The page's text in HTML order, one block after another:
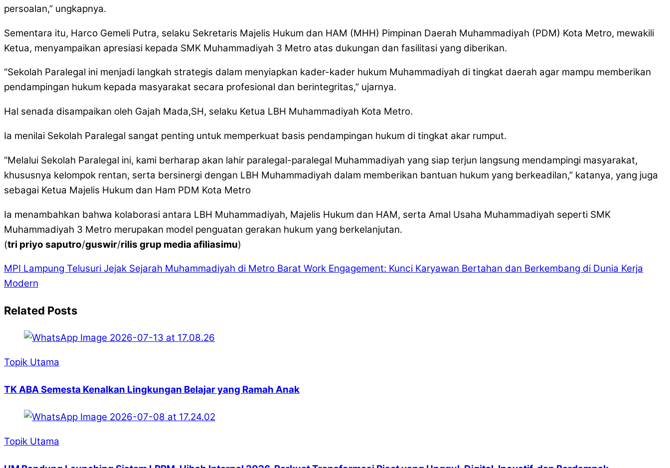
persoalan,” ungkapnya.
Sementara itu, Harco Gemeli Putra, selaku Sekretaris Majelis Hukum dan HAM (MHH) Pimpinan Daerah Muhammadiyah (PDM) Kota Metro, mewakili
Ketua, menyampaikan apresiasi kepada SMK Muhammadiyah 3 Metro atas dukungan dan fasilitasi yang diberikan.
“Sekolah Paralegal ini menjadi langkah strategis dalam menyiapkan kader-kader hukum Muhammadiyah di tingkat daerah agar mampu memberikan
pendampingan hukum kepada masyarakat secara profesional dan berintegritas,” ujarnya.
Hal senada disampaikan oleh Gajah Mada,SH, selaku Ketua LBH Muhammadiyah Kota Metro.
Ia menilai Sekolah Paralegal sangat penting untuk memperkuat basis pendampingan hukum di tingkat akar rumput.
“Melalui Sekolah Paralegal ini, kami berharap akan lahir paralegal-paralegal Muhammadiyah yang siap terjun langsung mendampingi masyarakat,
khususnya kelompok rentan, serta bersinergi dengan LBH Muhammadiyah dalam memberikan bantuan hukum yang berkeadilan,” katanya, yang juga
sebagai Ketua Majelis Hukum dan Ham PDM Kota Metro
Ia menambahkan bahwa kolaborasi antara LBH Muhammadiyah, Majelis Hukum dan HAM, serta Amal Usaha Muhammadiyah seperti SMK
Muhammadiyah 3 Metro merupakan model penguatan gerakan hukum yang berkelanjutan.
(tri priyo saputro/guswir/rilis grup media afiliasimu)
MPI Lampung Telusuri Jejak Sejarah Muhammadiyah di Metro Barat Work Engagement: Kunci Karyawan Bertahan dan Berkembang di Dunia Kerja
Modern
Related Posts
Topik Utama
TK ABA Semesta Kenalkan Lingkungan Belajar yang Ramah Anak
Topik Utama